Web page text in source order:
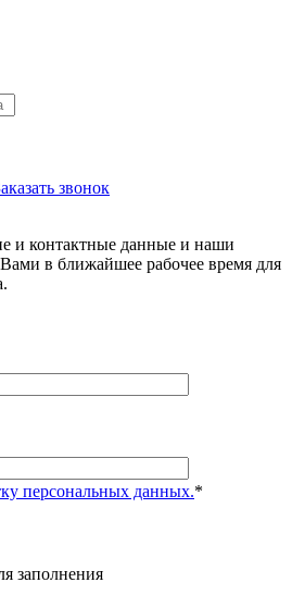
звонок
и контактные данные и наши
в ближайшее рабочее время для
персональных данных.*
заполнения